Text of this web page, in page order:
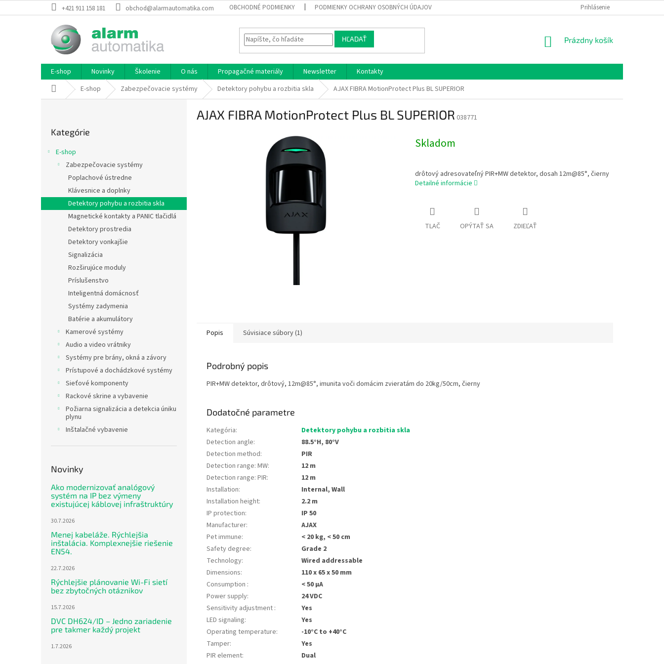
na
+421 911 158 181 obchod@alarmautomatika.com OBCHODNÉ PODMIENKY PODMIENKY OCHRANY OSOBNÝCH ÚDAJOV Prihlásenie
HĽADAŤ
NÁKUPNÝ
Prázdny košík
E-shop Novinky Školenie O nás Propagačné materiály Newsletter
Kontakty
DomovE-shop Zabezpečovacie systémy Detektory pohybu a rozbitia skla AJAX FIBRA MotionProtect Plus BL SUPERIOR
kategórie
Kategórie
E-shop
Zabezpečovacie systémy
Poplachové ústredne
Klávesnice a doplnky
Detektory pohybu a rozbitia skla
Magnetické kontakty a PANIC tlačidlá
Detektory prostredia
Detektory vonkajšie
Signalizácia
Rozširujúce moduly
Príslušenstvo
Inteligentná domácnosť
Systémy zadymenia
Batérie a akumulátory
Kamerové systémy
Audio a video vrátniky
Systémy pre brány, okná a závory
Prístupové a dochádzkové systémy
Sieťové komponenty
Rackové skrine a vybavenie
Požiarna signalizácia a detekcia úniku
plynu
Inštalačné vybavenie
Novinky
Ako modernizovať analógový
systém na IP bez výmeny
existujúcej káblovej infraštruktúry
30.7.2026
Menej kabeláže. Rýchlejšia
inštalácia. Komplexnejšie riešenie
EN54.
22.7.2026
Rýchlejšie plánovanie Wi-Fi sietí
bez zbytočných otáznikov
15.7.2026
DVC DH624/ID – Jedno zariadenie
pre takmer každý projekt
1.7.2026
AJAX FIBRA MotionProtect Plus BL SUPERIOR 038771
Skladom
drôtový adresovateľný PIR+MW detektor, dosah 12m@85°, čierny
Detailné informácie
TLAČ OPÝTAŤ SA ZDIEĽAŤ
Popis Súvisiace súbory (1)
Podrobný popis
PIR+MW detektor, drôtový, 12m@85°, imunita voči domácim zvieratám do 20kg/50cm, čierny
Dodatočné parametre
Kategória:
Detektory pohybu a rozbitia skla
Detection angle:
88.5°H, 80°V
Detection method:
PIR
Detection range: MW:
12 m
Detection range: PIR:
12 m
Installation:
Internal, Wall
Installation height:
2.2 m
IP protection:
IP 50
Manufacturer:
AJAX
Pet immune:
< 20 kg, < 50 cm
Safety degree:
Grade 2
Technology:
Wired addressable
Dimensions:
110 x 65 x 50 mm
Consumption :
< 50 µA
Power supply:
24 VDC
Sensitivity adjustment :
Yes
LED signaling:
Yes
Operating temperature:
-10°C to +40°C
Tamper:
Yes
PIR element:
Dual